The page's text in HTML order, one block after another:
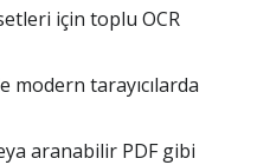
için toplu OCR
modern tarayıcılarda
aranabilir PDF gibi